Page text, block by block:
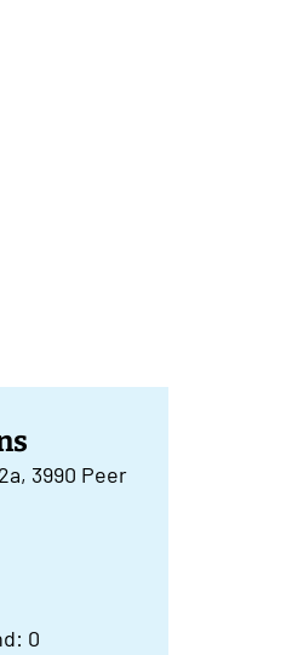
3990 Peer
0